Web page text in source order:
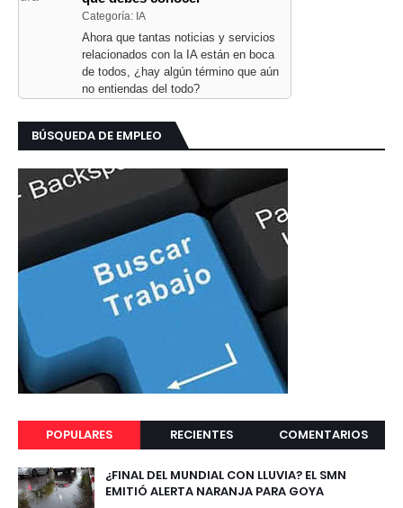
Categoría: IA
Ahora que tantas noticias y servicios
relacionados con la IA están en boca
de todos, ¿hay algún término que aún
no entiendas del todo?
BÚSQUEDA DE EMPLEO
POPULARES RECIENTES COMENTARIOS
¿FINAL DEL MUNDIAL CON LLUVIA? EL SMN
EMITIÓ ALERTA NARANJA PARA GOYA